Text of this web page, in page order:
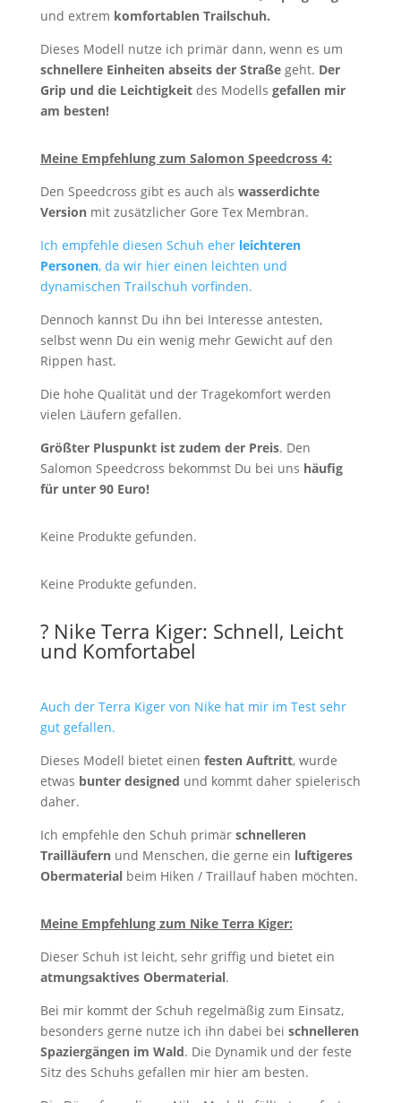
und extrem komfortablen Trailschuh.
Dieses Modell nutze ich primär dann, wenn es um
schnellere Einheiten abseits der Straßegeht. Der
Grip und die Leichtigkeitdes Modells gefallen mir
am besten!
Meine Empfehlung zum Salomon Speedcross 4:
Den Speedcross gibt es auch als wasserdichte
Versionmit zusätzlicher Gore Tex Membran.
Ich empfehle diesen Schuh eher leichteren
Personen, da wir hier einen leichten und
dynamischen Trailschuh vorfinden.
Dennoch kannst Du ihn bei Interesse antesten,
selbst wenn Du ein wenig mehr Gewicht auf den
Rippen hast.
Die hohe Qualität und der Tragekomfort werden
vielen Läufern gefallen.
Größter Pluspunkt ist zudem der Preis. Den
Salomon Speedcross bekommst Du bei uns häufig
für unter 90 Euro!
Keine Produkte gefunden.
Keine Produkte gefunden.
? Nike Terra Kiger: Schnell, Leicht
und Komfortabel
Auch der Terra Kiger von Nike hat mir im Test sehr
gut gefallen.
Dieses Modell bietet einen festen Auftritt, wurde
etwas bunter designed und kommt daher spielerisch
daher.
Ich empfehle den Schuh primär schnelleren
Trailläufernund Menschen, die gerne ein luftigeres
Obermaterialbeim Hiken / Traillauf haben möchten.
Meine Empfehlung zum Nike Terra Kiger:
Dieser Schuh ist leicht, sehr griffig und bietet ein
atmungsaktives Obermaterial.
Bei mir kommt der Schuh regelmäßig zum Einsatz,
besonders gerne nutze ich ihn dabei bei schnelleren
Spaziergängen im Wald. Die Dynamik und der feste
Sitz des Schuhs gefallen mir hier am besten.